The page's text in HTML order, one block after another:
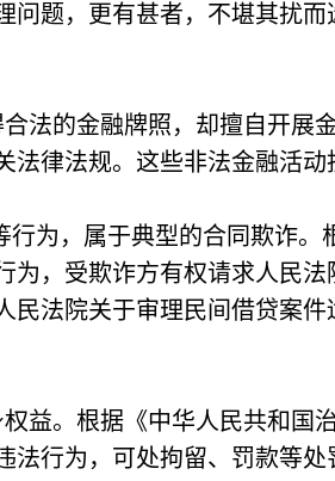
题，更有甚者，不堪其扰而
法的金融牌照，却擅自开
律法规。这些非法金融活
行为，属于典型的合同欺诈
为，受欺诈方有权请求人民
民法院关于审理民间借贷案
益。根据《中华人民共和
法行为，可处拘留、罚款等